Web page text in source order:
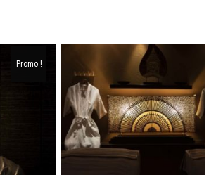
Promo !